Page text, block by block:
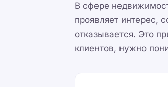
В сфере
проявляет интерес,
отказывается. Это
клиентов, нужно